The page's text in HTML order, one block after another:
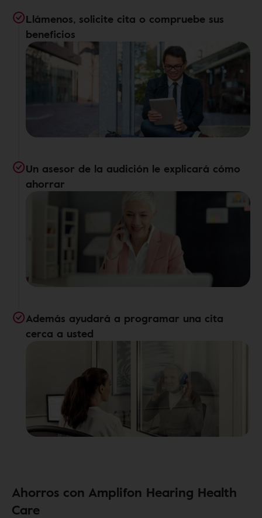
Llámenos, solicite cita o compruebe sus
beneficios
Un asesor de la audición le explicará cómo
ahorrar
Además ayudará a programar una cita
cerca a usted
Ahorros con Amplifon Hearing Health
Care